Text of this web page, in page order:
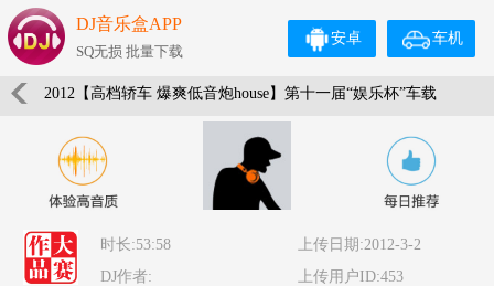
DJ音乐盒APP
SQ无损 批量下载
车机
安卓
2012【高档轿车 爆爽低音炮house】第十一届“娱乐杯”车载
串烧-平鲁小星音乐Mix
时长:53:58
上传日期:2012-3-2
DJ作者:
上传用户ID:453